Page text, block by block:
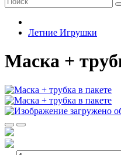
Летние Игрушки
Маска +